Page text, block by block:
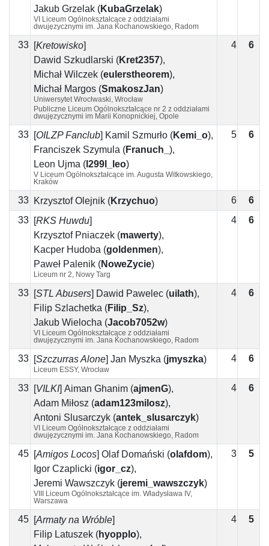
Jakub Grzelak (KubaGrzelak)
VI Liceum Ogólnokształcące z oddziałami
dwujęzycznymi im. Jana Kochanowskiego, Radom
33 [Kretowisko]
Dawid Szkudlarski (Kret2357),
Michał Wilczek (eulerstheorem),
Michał Margos (SmakoszJan)
Uniwersytet Wrocłwaski, Wrocław
Publiczne Liceum Ogólnokształcące nr 2 z oddziałami
dwujęzycznymi im Marii Konopnickiej, Opole
4 6
33 [OILZP Fanclub] Kamil Szmurło (Kemi_o),
Franciszek Szymula (Franuch_ ),
Leon Ujma ( l299l_leo)
V Liceum Ogólnokształcące im. Augusta Witkowskiego,
Kraków
5 6
33 Krzysztof Olejnik (Krzychuo) 6
6
33 [RKS Huwdu]
Krzysztof Pniaczek (mawerty),
Kacper Hudoba (goldenmen),
Paweł Palenik (NoweZycie)
Liceum nr 2, Nowy Targ
4 6
33 [STL Abusers] Dawid Pawelec (uilath),
Filip Szlachetka (Filip_Sz),
Jakub Wielocha (Jacob7052w)
VI Liceum Ogólnokształcące z oddziałami
dwujęzycznymi im. Jana Kochanowskiego, Radom
4 6
33 [Szczurras Alone] Jan Myszka (jmyszka)
Liceum ESSY, Wrocław
4 6
33 [VILKI] Aiman Ghanim (ajmenG),
Adam Miłosz (adam123milosz),
Antoni Ślusarczyk (antek_slusarczyk)
VI Liceum Ogólnokształcące z oddziałami
dwujęzycznymi im. Jana Kochanowskiego, Radom
4 6
45 [Amigos Locos] Olaf Domański (olafdom),
Igor Czaplicki (igor_cz),
Jeremi Wawszczyk (jeremi_wawszczyk)
VIII Liceum Ogólnokształcące im. Władysława IV,
Warszawa
3 5
45 [Armaty na Wróble]
Filip Latuszek (hyopplo),
4 5